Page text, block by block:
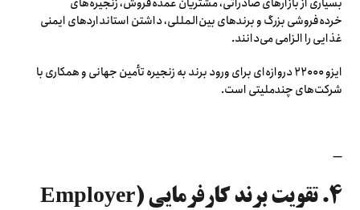
بسیاری از بازارهای صادراتی، مشتریان عمده‌فروش، زنجیره‌های
خرده‌فروشی بزرگ و برندهای بین‌المللی، داشتن استانداردهای ایمنی
غذایی را الزامی می‌دانند.
ایزو ۲۲۰۰۰ دروازه‌ای برای ورود برند به زنجیره تأمین جهانی و همکاری با
شرکت‌های چندملیتی است.
—
۴. تقویت برند کارفرمایی (Employer